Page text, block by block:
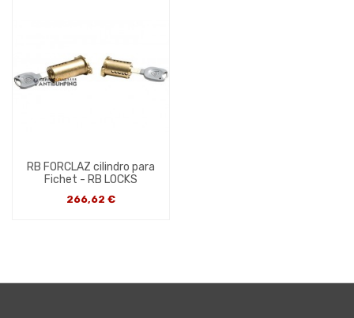
RB FORCLAZ cilindro para
Fichet - RB LOCKS
266,62 €